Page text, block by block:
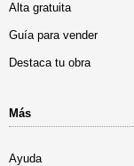
Alta gratuita
Guía para vender
Destaca tu obra
Más
Ayuda